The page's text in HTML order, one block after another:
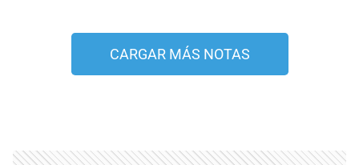
CARGAR MÁS NOTAS